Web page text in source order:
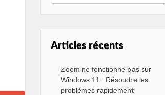
Articles récents
Zoom ne fonctionne pas sur
Windows 11 : Résoudre les
problèmes rapidement